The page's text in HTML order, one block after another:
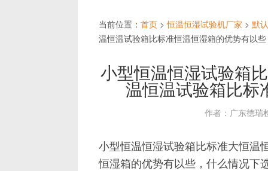
当前位置： 首页 > 恒温恒湿试验机厂家 > 默
温恒温试验箱比标准恒温恒湿箱的优势有以些
小型恒温恒湿试验箱
温恒温试验箱比标
作者：广东德瑞
小型恒温恒湿试验箱比标准大恒温
恒湿箱的优势有以些，什么情况下